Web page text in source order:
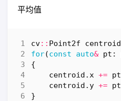
平均值
cv:: Point2f centroid
for(const auto& pt :
{
centroid .x += pt
centroid . y += pt
}